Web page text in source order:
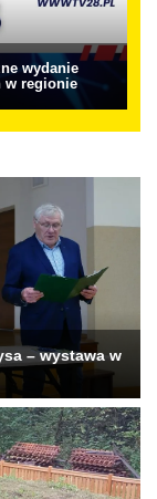
wydanie
w regionie
– wystawa w